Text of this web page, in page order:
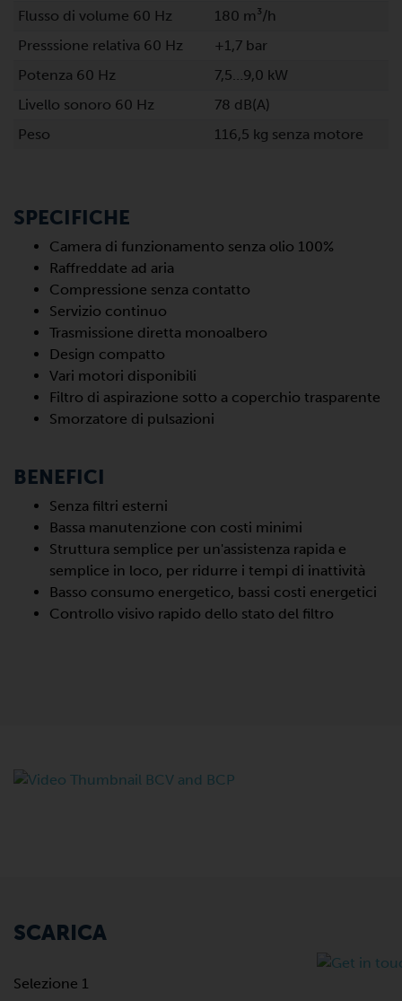
Flusso di volume 60 Hz
180 m³/h
Presssione relativa 60 Hz
+1,7 bar
Potenza 60 Hz
7,5…9,0 kW
Livello sonoro 60 Hz
78 dB(A)
Peso
116,5 kg senza motore
SPECIFICHE
Camera di funzionamento senza olio 100%
Raffreddate ad aria
Compressione senza contatto
Servizio continuo
Trasmissione diretta monoalbero
Design compatto
Vari motori disponibili
Filtro di aspirazione sotto a coperchio trasparente
Smorzatore di pulsazioni
BENEFICI
Senza filtri esterni
Bassa manutenzione con costi minimi
Struttura semplice per un'assistenza rapida e
semplice in loco, per ridurre i tempi di inattività
Basso consumo energetico, bassi costi energetici
Controllo visivo rapido dello stato del filtro
SCARICA
Selezione 1